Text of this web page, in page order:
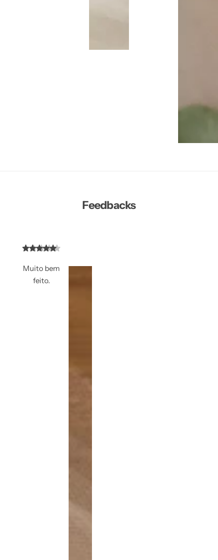
Feedbacks
Muito bem
feito.